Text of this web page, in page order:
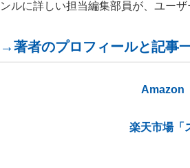
ンルに詳しい担当編集部員が、ユー
→著者のプロフィールと記事
Amazon
楽天市場「